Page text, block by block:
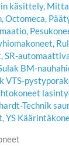
käsittely,
,Octomeca,
,
,
,SR-
BM-
VTS-
Technik
,YS